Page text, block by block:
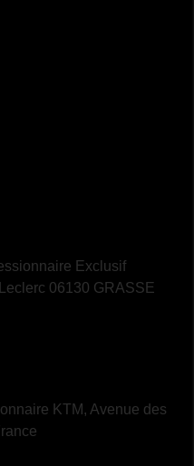
Exclusif
06130 GRASSE
KTM, Avenue des